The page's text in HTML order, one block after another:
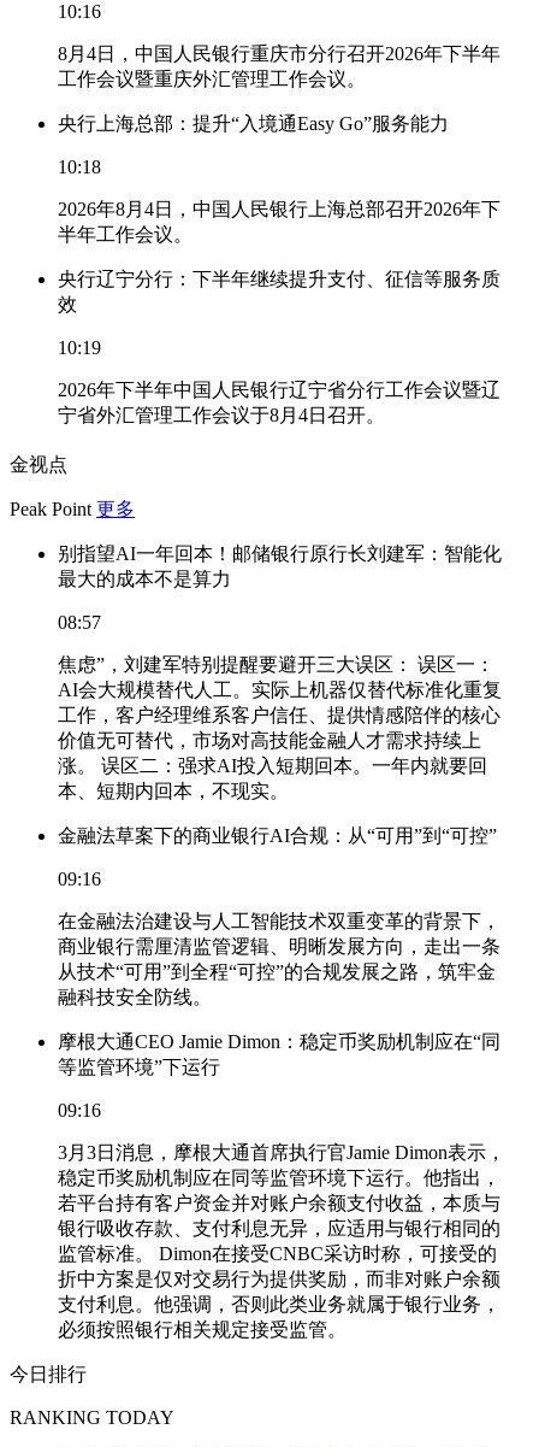
10:16
8月4日，中国人民银行重庆市分行召开2026年下半年
工作会议暨重庆外汇管理工作会议。
央行上海总部：提升“入境通Easy Go”服务能力
10:18
2026年8月4日，中国人民银行上海总部召开2026年下
半年工作会议。
央行辽宁分行：下半年继续提升支付、征信等服务质
效
10:19
2026年下半年中国人民银行辽宁省分行工作会议暨辽
宁省外汇管理工作会议于8月4日召开。
金视点
Peak Point 更多
别指望AI一年回本！邮储银行原行长刘建军：智能化
最大的成本不是算力
08:57
焦虑”，刘建军特别提醒要避开三大误区： 误区一：
AI会大规模替代人工。实际上机器仅替代标准化重复
工作，客户经理维系客户信任、提供情感陪伴的核心
价值无可替代，市场对高技能金融人才需求持续上
涨。 误区二：强求AI投入短期回本。一年内就要回
本、短期内回本，不现实。
金融法草案下的商业银行AI合规：从“可用”到“可控”
09:16
在金融法治建设与人工智能技术双重变革的背景下，
商业银行需厘清监管逻辑、明晰发展方向，走出一条
从技术“可用”到全程“可控”的合规发展之路，筑牢金
融科技安全防线。
摩根大通CEO Jamie Dimon：稳定币奖励机制应在“同
等监管环境”下运行
09:16
3月3日消息，摩根大通首席执行官Jamie Dimon表示，
稳定币奖励机制应在同等监管环境下运行。他指出，
若平台持有客户资金并对账户余额支付收益，本质与
银行吸收存款、支付利息无异，应适用与银行相同的
监管标准。 Dimon在接受CNBC采访时称，可接受的
折中方案是仅对交易行为提供奖励，而非对账户余额
支付利息。他强调，否则此类业务就属于银行业务，
必须按照银行相关规定接受监管。
今日排行
RANKING TODAY